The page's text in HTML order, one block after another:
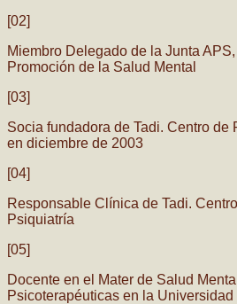
[02]
Miembro Delegado de la Junta
Promoción de la Salud Mental
[03]
Socia fundadora de Tadi. Centro de
en diciembre de 2003
[04]
Responsable Clínica de Tadi.
Psiquiatría
[05]
Docente en el Mater de Salud
Psicoterapéuticas en la